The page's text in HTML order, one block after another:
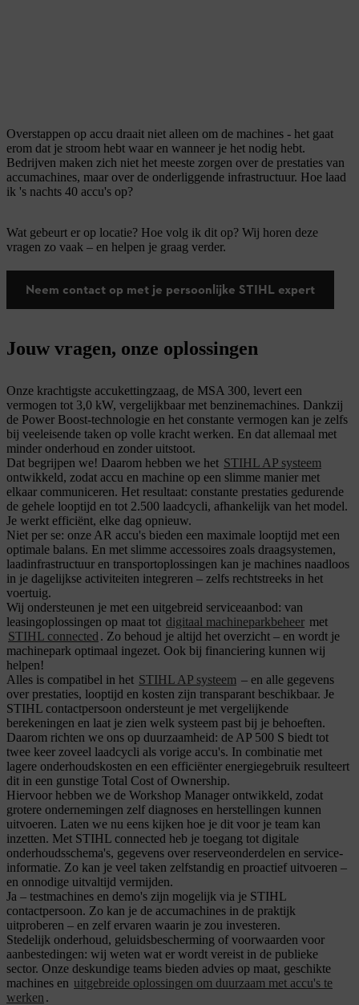
Overstappen op accu draait niet alleen om de machines - het gaat
erom dat je stroom hebt waar en wanneer je het nodig hebt.
Bedrijven maken zich niet het meeste zorgen over de prestaties van
accumachines, maar over de onderliggende infrastructuur. Hoe laad
ik 's nachts 40 accu's op?
Wat gebeurt er op locatie? Hoe volg ik dit op? Wij horen deze
vragen zo vaak – en helpen je graag verder.
Neem contact op met je persoonlijke STIHL expert
Jouw vragen, onze oplossingen
Onze krachtigste accukettingzaag, de MSA 300, levert een
vermogen tot 3,0 kW, vergelijkbaar met benzinemachines. Dankzij
de Power Boost-technologie en het constante vermogen kan je zelfs
bij veeleisende taken op volle kracht werken. En dat allemaal met
minder onderhoud en zonder uitstoot.
Dat begrijpen we! Daarom hebben we het STIHL AP systeem
ontwikkeld, zodat accu en machine op een slimme manier met
elkaar communiceren. Het resultaat: constante prestaties gedurende
de gehele looptijd en tot 2.500 laadcycli, afhankelijk van het model.
Je werkt efficiënt, elke dag opnieuw.
Niet per se: onze AR accu's bieden een maximale looptijd met een
optimale balans. En met slimme accessoires zoals draagsystemen,
laadinfrastructuur en transportoplossingen kan je machines naadloos
in je dagelijkse activiteiten integreren – zelfs rechtstreeks in het
voertuig.
Wij ondersteunen je met een uitgebreid serviceaanbod: van
leasingoplossingen op maat tot digitaal machineparkbeheer met
STIHL connected . Zo behoud je altijd het overzicht – en wordt je
machinepark optimaal ingezet. Ook bij financiering kunnen wij
helpen!
Alles is compatibel in het STIHL AP systeem – en alle gegevens
over prestaties, looptijd en kosten zijn transparant beschikbaar. Je
STIHL contactpersoon ondersteunt je met vergelijkende
berekeningen en laat je zien welk systeem past bij je behoeften.
Daarom richten we ons op duurzaamheid: de AP 500 S biedt tot
twee keer zoveel laadcycli als vorige accu's. In combinatie met
lagere onderhoudskosten en een efficiënter energiegebruik resulteert
dit in een gunstige Total Cost of Ownership.
Hiervoor hebben we de Workshop Manager ontwikkeld, zodat
grotere ondernemingen zelf diagnoses en herstellingen kunnen
uitvoeren. Laten we nu eens kijken hoe je dit voor je team kan
inzetten. Met STIHL connected heb je toegang tot digitale
onderhoudsschema's, gegevens over reserveonderdelen en service-
informatie. Zo kan je veel taken zelfstandig en proactief uitvoeren –
en onnodige uitvaltijd vermijden.
Ja – testmachines en demo's zijn mogelijk via je STIHL
contactpersoon. Zo kan je de accumachines in de praktijk
uitproberen – en zelf ervaren waarin je zou investeren.
Stedelijk onderhoud, geluidsbescherming of voorwaarden voor
aanbestedingen: wij weten wat er wordt vereist in de publieke
sector. Onze deskundige teams bieden advies op maat, geschikte
machines en uitgebreide oplossingen om duurzaam met accu's te
werken .